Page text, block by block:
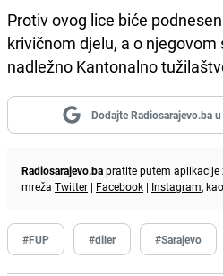
Protiv ovog lice biće
krivičnom djelu, a o
nadležno Kantonalno
Dodajte Radiosarajevo.ba
Radiosarajevo.bapratite putem aplikacije
mreža Twitter | Facebook | Instagram,
#FUP #diler #Sarajevo